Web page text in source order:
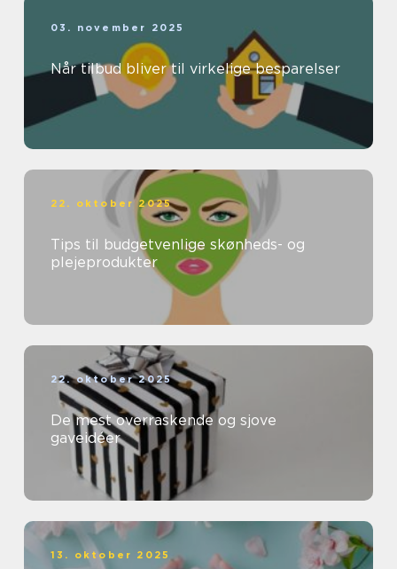
03. november 2025
Når tilbud bliver til virkelige besparelser
22. oktober 2025
Tips til budgetvenlige skønheds- og
plejeprodukter
22. oktober 2025
De mest overraskende og sjove
gaveidéer
13. oktober 2025